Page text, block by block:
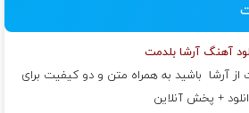
آهنگ آرشا بلدمت
ازآرشا باشید به همراه متن و دو کیفیت برای
+ پخش آنلاین